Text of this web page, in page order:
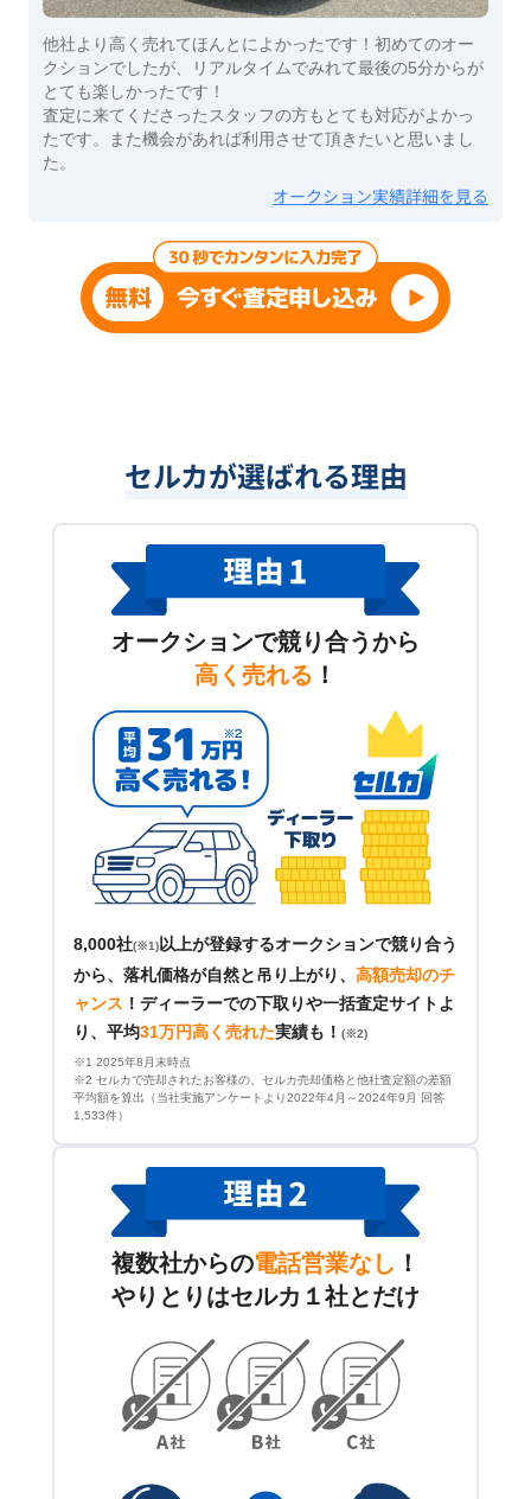
他社より高く売れてほんとによかったです！初めてのオー
クションでしたが、リアルタイムでみれて最後の5分からが
とても楽しかったです！
査定に来てくださったスタッフの方もとても対応がよかっ
たです。また機会があれば利用させて頂きたいと思いまし
た。
オークション実績詳細を見る
セルカが選ばれる理由
オークションで競り合うから
高く売れる ！
8,000社(※1) 以上が登録するオークションで競り合う
から、落札価格が自然と吊り上がり、 高額売却のチ
ャンス ！ ディーラーでの下取りや一括査定サイトよ
り、平均31万円高く売れた実績も！ (※2)
※1 2025年8月末時点
※2 セルカで売却されたお客様の、セルカ売却価格と他社査定額の差額
平均額を算出（当社実施アンケートより2022年4月～2024年9月 回答
1,533件）
複数社からの電話営業なし ！
やりとりはセルカ１社とだけ